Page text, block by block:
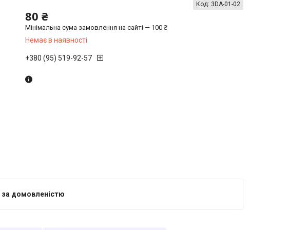
80 ₴
Мінімальна сума замовлення на сайті — 100 ₴
Немає в наявності
Код: 3DA-01-02
+380 (95) 519-92-57
за домовленістю